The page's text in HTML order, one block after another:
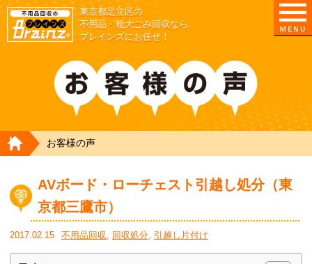
東京都足立区の
不用品・粗大ごみ回収なら
ブレインズにお任せ！
HOME
お客様の声
AVボード・ローチェスト引越し処分（東
京都三鷹市）
2017.02.15 不用品回収, 回収処分, 引越し片付け